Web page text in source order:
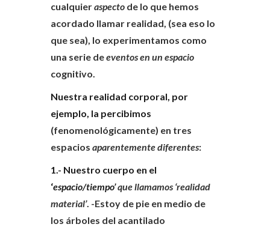
cualquieraspecto de lo que hemos
acordado llamar realidad, (sea eso lo
que sea), lo experimentamos como
una serie deeventos en un espacio
cognitivo.
Nuestra realidad corporal, por
ejemplo, la percibimos
(fenomenológicamente) en tres
espacios aparentemente diferentes:
1.- Nuestro cuerpo en el
‘espacio/tiempo’que llamamos ‘realidad
material’. -Estoy de pie en medio de
los árboles del acantilado